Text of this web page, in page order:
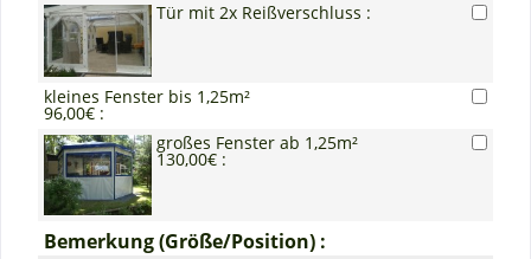
Tür mit 2x Reißverschluss :
kleines Fenster bis 1,25m²
96,00€ :
großes Fenster ab 1,25m²
130,00€ :
Bemerkung (Größe/Position) :